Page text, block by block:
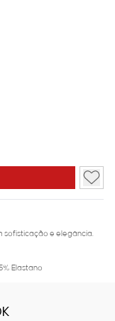
sofisticação e elegância.
Elastano